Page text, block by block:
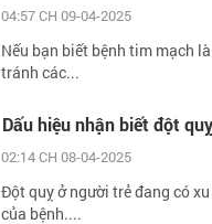
04:57 CH 09-04-2025
Nếu bạn biết bệnh tim mạch
tránh các...
Dấu hiệu nhận biết đột
02:14 CH 08-04-2025
Đột quỵ ở người trẻ đang có
của bệnh....